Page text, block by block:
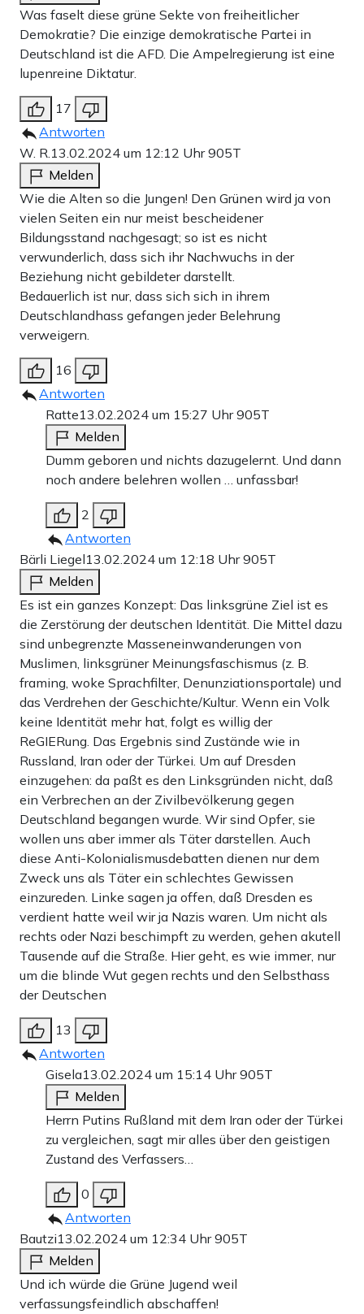
Was faselt diese grüne Sekte von freiheitlicher
Demokratie? Die einzige demokratische Partei in
Deutschland ist die AFD. Die Ampelregierung ist eine
lupenreine Diktatur.
17
Antworten
W. R.13.02.2024 um 12:12 Uhr905T
Melden
Wie die Alten so die Jungen! Den Grünen wird ja von
vielen Seiten ein nur meist bescheidener
Bildungsstand nachgesagt; so ist es nicht
verwunderlich, dass sich ihr Nachwuchs in der
Beziehung nicht gebildeter darstellt.
Bedauerlich ist nur, dass sich sich in ihrem
Deutschlandhass gefangen jeder Belehrung
verweigern.
16
Antworten
Ratte13.02.2024 um 15:27 Uhr905T
Melden
Dumm geboren und nichts dazugelernt. Und dann
noch andere belehren wollen … unfassbar!
2
Antworten
Bärli Liegel13.02.2024 um 12:18 Uhr905T
Melden
Es ist ein ganzes Konzept: Das linksgrüne Ziel ist es
die Zerstörung der deutschen Identität. Die Mittel dazu
sind unbegrenzte Masseneinwanderungen von
Muslimen, linksgrüner Meinungsfaschismus (z. B.
framing, woke Sprachfilter, Denunziationsportale) und
das Verdrehen der Geschichte/Kultur. Wenn ein Volk
keine Identität mehr hat, folgt es willig der
ReGIERung. Das Ergebnis sind Zustände wie in
Russland, Iran oder der Türkei. Um auf Dresden
einzugehen: da paßt es den Linksgründen nicht, daß
ein Verbrechen an der Zivilbevölkerung gegen
Deutschland begangen wurde. Wir sind Opfer, sie
wollen uns aber immer als Täter darstellen. Auch
diese Anti-Kolonialismusdebatten dienen nur dem
Zweck uns als Täter ein schlechtes Gewissen
einzureden. Linke sagen ja offen, daß Dresden es
verdient hatte weil wir ja Nazis waren. Um nicht als
rechts oder Nazi beschimpft zu werden, gehen akutell
Tausende auf die Straße. Hier geht, es wie immer, nur
um die blinde Wut gegen rechts und den Selbsthass
der Deutschen
13
Antworten
Gisela13.02.2024 um 15:14 Uhr905T
Melden
Herrn Putins Rußland mit dem Iran oder der Türkei
zu vergleichen, sagt mir alles über den geistigen
Zustand des Verfassers…
0
Antworten
Bautzi13.02.2024 um 12:34 Uhr905T
Melden
Und ich würde die Grüne Jugend weil
verfassungsfeindlich abschaffen!